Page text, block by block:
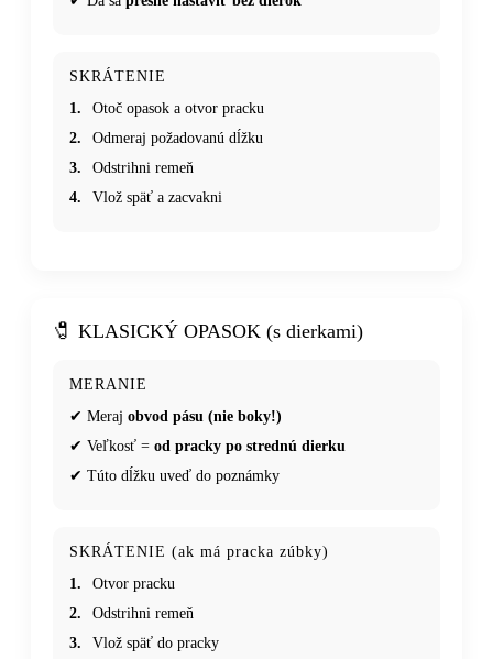
SKRÁTENIE
1.
Otoč opasok a otvor pracku
2.
Odmeraj požadovanú dĺžku
3.
Odstrihni remeň
4.
Vlož späť a zacvakni
🧷 KLASICKÝ OPASOK (s dierkami)
MERANIE
✔ Meraj obvod pásu (nie boky!)
✔ Veľkosť = od pracky po strednú dierku
✔ Túto dĺžku uveď do poznámky
SKRÁTENIE (ak má pracka zúbky)
1.
Otvor pracku
2.
Odstrihni remeň
3.
Vlož späť do pracky